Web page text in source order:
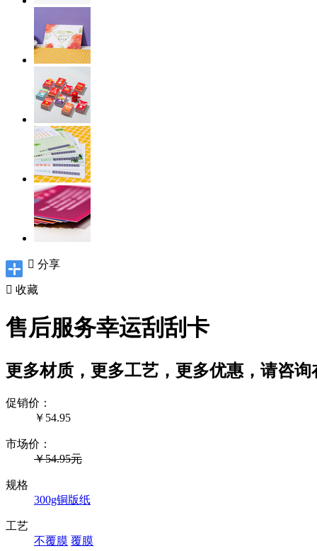
 分享
 收藏
售后服务幸运刮刮卡
更多材质，更多工艺，更多优惠，请咨
促销价：
￥ 54.95
市场价：
￥54.95元
规格
300g铜版纸
工艺
不覆膜 覆膜